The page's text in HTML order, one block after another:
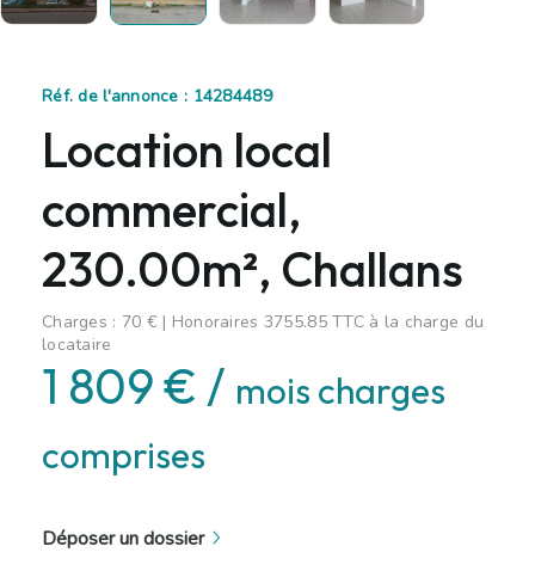
Réf. de l'annonce : 14284489
Location local
commercial,
230.00m², Challans
Charges : 70 € | Honoraires 3755.85 TTC à la charge du
locataire
1 809 € / mois charges
comprises
Déposer un dossier